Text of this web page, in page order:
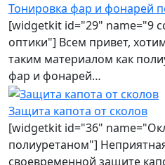
Тонировка фар и фонарей
[widgetkit id="29" name="9
оптики"] Всем привет,
таким материалом как
фар и фонарей…
Защита капота от сколов
[widgetkit id="36"
полиуретаном"]
своевременной защите